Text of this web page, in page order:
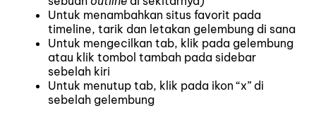
Untuk menambahkan situs favorit pada
timeline, tarik dan letakan gelembung di sana
Untuk mengecilkan tab, klik pada gelembung
atau klik tombol tambah pada sidebar
sebelah kiri
Untuk menutup tab, klik pada ikon “x” di
sebelah gelembung